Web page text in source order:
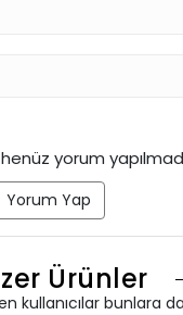
yorum
Yorum Yap
Ürünler
kullanıcılar bunlara